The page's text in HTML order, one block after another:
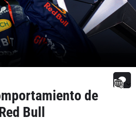
de
Bull